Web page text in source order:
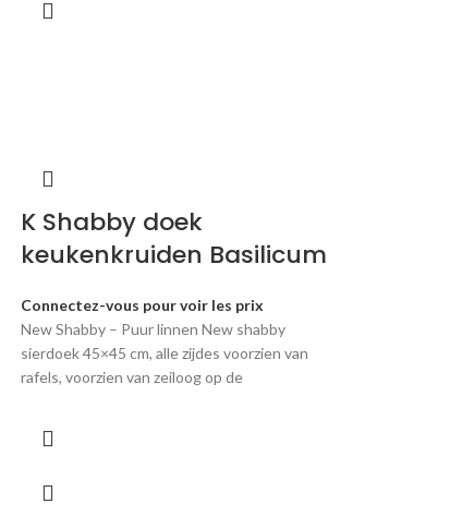
K Shabby doek
keukenkruiden Basilicum
Connectez-vous pour voir les prix
New Shabby – Puur linnen New shabby
sierdoek 45×45 cm, alle zijdes voorzien van
rafels, voorzien van zeiloog op de